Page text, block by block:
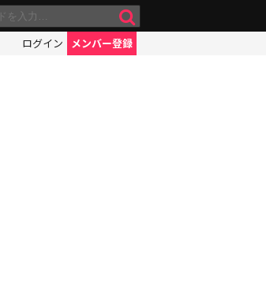
ログイン メンバー登録